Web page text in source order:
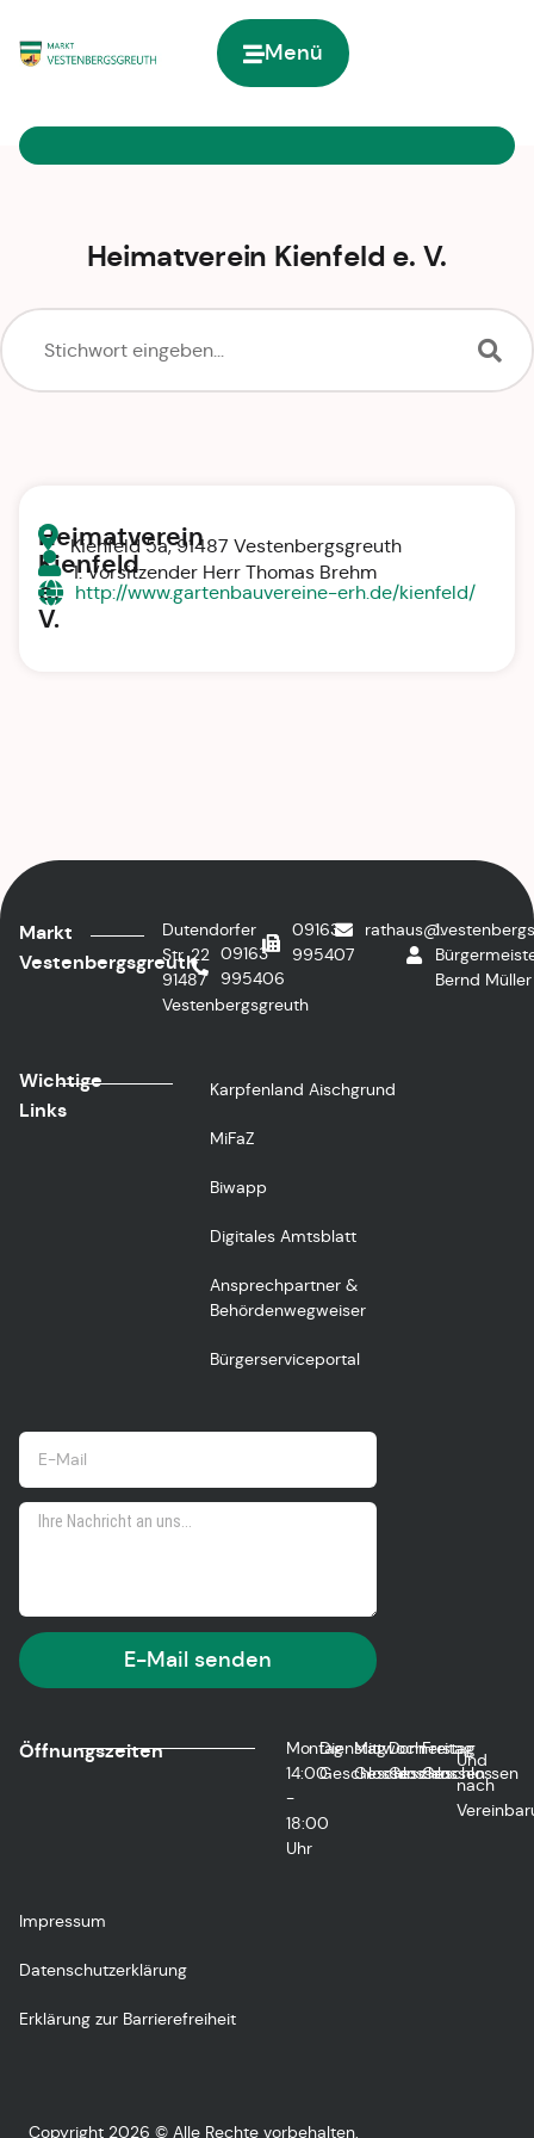
Menü
Heimatverein Kienfeld e. V.
Heimatverein
Kienfeld
e.
V.
Kienfeld 5a, 91487 Vestenbergsgreuth
1. Vorsitzender Herr Thomas Brehm
http://www.gartenbauvereine-erh.de/kienfeld/
Markt
Vestenbergsgreuth
Dutendorfer
Str. 22
91487
Vestenbergsgreuth
09163
995406
09163
995407
1.
Bernd Müller
Wichtige
Links
Karpfenland Aischgrund
MiFaZ
Biwapp
Digitales Amtsblatt
Ansprechpartner &
Behördenwegweiser
Bürgerserviceportal
E-Mail senden
Öffnungszeiten
Montag
14:00
-
18:00
Uhr
Dienstag
Geschlossen
Mittwoch
Geschlossen
Donnerstag
Geschlossen
Freitag
Geschlossen
Und
nach
Impressum
Datenschutzerklärung
Erklärung zur Barrierefreiheit
Copyright 2026 © Alle Rechte vorbehalten.